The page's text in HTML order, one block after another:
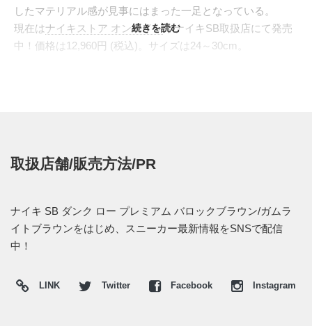
したマテリアル感が見事にはまった一足となっている。
現在はナイキストア オンラインやナイキSB取扱店にて発売
中！価格は12,960円 (税込)。サイズは24～30cm。
続きを読む
取扱店舗/販売方法/PR
ナイキ SB ダンク ロー プレミアム バロックブラウン/ガムラ
イトブラウンをはじめ、スニーカー最新情報をSNSで配信
中！
LINK Twitter Facebook Instagram